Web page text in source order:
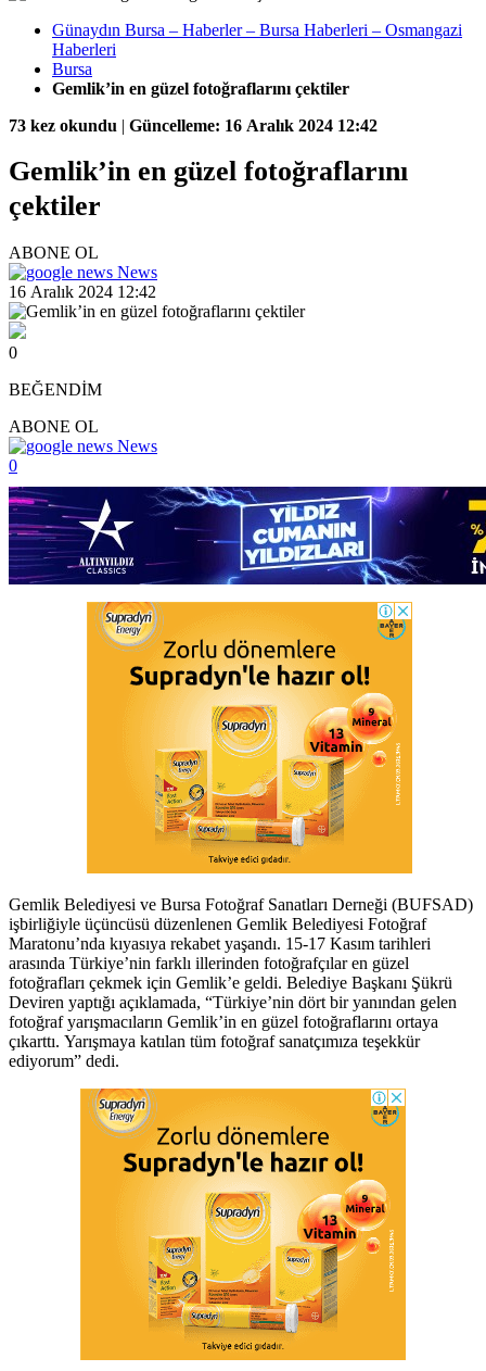
Günaydın Bursa – Haberler – Bursa Haberleri – Osmangazi
Haberleri
Bursa
Gemlik’in en güzel fotoğraflarını çektiler
73 kez okundu | Güncelleme: 16 Aralık 2024 12:42
Gemlik’in en güzel fotoğraflarını
çektiler
ABONE OL
News
16 Aralık 2024 12:42
0
BEĞENDİM
ABONE OL
News
0
Gemlik Belediyesi ve Bursa Fotoğraf Sanatları Derneği (BUFSAD)
işbirliğiyle üçüncüsü düzenlenen Gemlik Belediyesi Fotoğraf
Maratonu’nda kıyasıya rekabet yaşandı. 15-17 Kasım tarihleri
arasında Türkiye’nin farklı illerinden fotoğrafçılar en güzel
fotoğrafları çekmek için Gemlik’e geldi. Belediye Başkanı Şükrü
Deviren yaptığı açıklamada, “Türkiye’nin dört bir yanından gelen
fotoğraf yarışmacıların Gemlik’in en güzel fotoğraflarını ortaya
çıkarttı. Yarışmaya katılan tüm fotoğraf sanatçımıza teşekkür
ediyorum” dedi.